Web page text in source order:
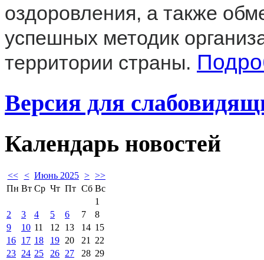
оздоровления, а также
успешных методик
территории страны.
Версия для
Календарь новостей
<< < Июнь 2025 > >>
Пн Вт Ср Чт Пт Сб Вс
1
2
3 4 5 6 7
8
9
10 11 12 13 14 15
16 17 18 19 20 21
22
23 24 25 26 27 28 29